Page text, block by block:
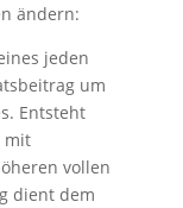
ändern:
jeden
um
Entsteht
mit
vollen
dient dem